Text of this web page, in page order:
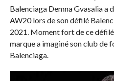
Balenciaga Demna Gvasalia a
AW20 lors de son défilé
2021. Moment fort de ce
marque a imaginé son club
Balenciaga.